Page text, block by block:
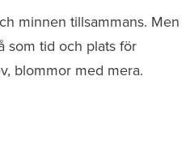
minnen tillsammans. Men
som tid och plats för
blommor med mera.